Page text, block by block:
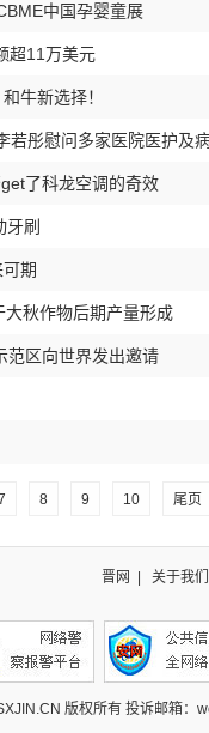
中国孕婴童展
超11万美元
牛新选择！
若彤慰问多家医院医护及
了科龙空调的奇效
刷
期
秋作物后期产量形成
范区向世界发出邀请
8 9 10 尾页
晋网 关于我们
版权所有 投诉邮箱